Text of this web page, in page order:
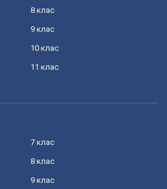
8 клас
9 клас
10 клас
11 клас
7 клас
8 клас
9 клас